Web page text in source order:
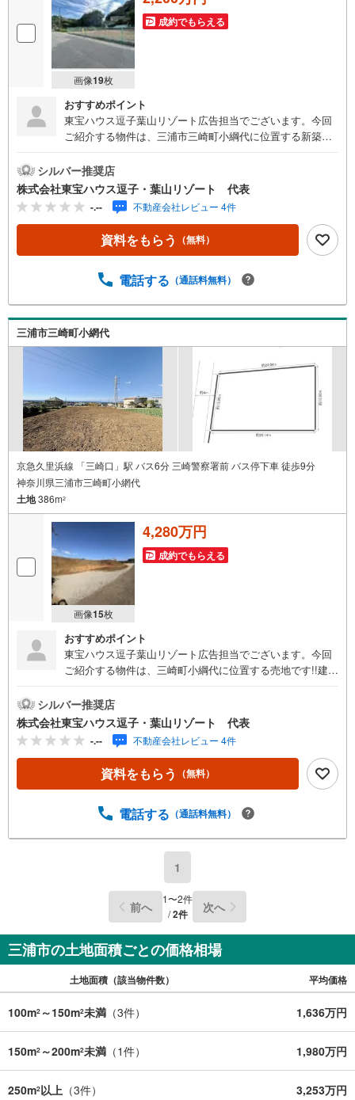
画像19枚
成約でもらえる
おすすめポイント
東宝ハウス逗子葉山リゾート広告担当でございます。今回
ご紹介する物件は、三浦市三崎町小綱代に位置する新築戸
坪が魅力となっております 《湘南の魅力》1. 多様な文化と
開放的な気風歴史ある鎌倉の古都文化と、明治以降の別荘
地文化、そして戦後に花開いたサーフカルチャーが混ざり
合い、**「湘南モダン」**とも呼べるリベラルで開放的な空
気感を生み出しています。2. 都市へのアクセスと職住近接
JR東海道線や横須賀線、湘南新宿ラインの拡充により、藤
利便性を誇ります。リモートワークの普及に伴い、平日は
てから始業する「オン・オフの切り替え」が容易な環境が
整っています。3. 自然と共生する生活様式「スローライ
フ」を地で行く生活様式が根付いています。海岸沿いの散
が子育て世代やアクティブシニアを惹きつけています。
シルバー推奨店
株式会社東宝ハウス逗子・葉山リゾート 代表
-.-- 不動産会社レビュー 4件
資料をもらう （無料）
電話する （通話料無料）
三浦市三崎町小網代
京急久里浜線 「三崎口」駅 バス6分 三崎警察署前 バス停下車 徒歩9分
神奈川県三浦市三崎町小網代
土地386m2
画像15枚
4,280万円
成約でもらえる
おすすめポイント
東宝ハウス逗子葉山リゾート広告担当でございます。今回
ご紹介する物件は、三崎町小綱代に位置する売地です!!建築
できます。《東宝ハウス逗子葉山リゾート》私たちは、こ
の地域に特化した不動産仲介を通じて、皆さまが理想とす
る暮らしを実現するお手伝いをしています。住まい選び
は、単に「家を買う・借りる」ことではなく、「どんな人
生を送りたいか」を考える大切なプロセスです。逗子・葉
山には、海を望む戸建て、緑豊かな住宅街、趣のある古民
気や暮らし方、コミュニティの魅力まで、リアルな情報を
します。「週末だけでも海のそばで過ごしたい」「将来的
んな思いをお持ちの方は、ぜひ私たちにご相談ください。
逗子・葉山の魅力を知り尽くしたプロとして、皆さまの新
しい暮らしの第一歩を全力でサポートいたします。どうぞ
お気軽にお問い合わせください。
シルバー推奨店
株式会社東宝ハウス逗子・葉山リゾート 代表
-.-- 不動産会社レビュー 4件
資料をもらう （無料）
電話する （通話料無料）
1
前へ 1〜2件
/2件 次へ
三浦市の土地面積ごとの価格相場
土地面積（該当物件数） 平均価格
100m2 ～150m2未満 （3件） 1,636万円
150m2 ～200m2未満 （1件） 1,980万円
250m2以上 （3件） 3,253万円